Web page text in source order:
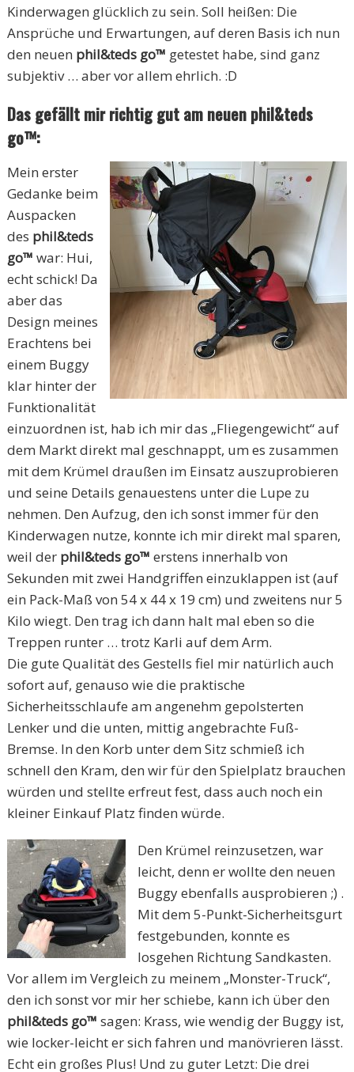
Kinderwagen glücklich zu sein. Soll heißen: Die
Ansprüche und Erwartungen, auf deren Basis ich nun
den neuen phil&teds go™ getestet habe, sind ganz
subjektiv … aber vor allem ehrlich. :D
Das gefällt mir richtig gut am neuen phil&teds
go™:
Mein erster
Gedanke beim
Auspacken
des phil&teds
go™ war: Hui,
echt schick! Da
aber das
Design meines
Erachtens bei
einem Buggy
klar hinter der
Funktionalität
einzuordnen ist, hab ich mir das „Fliegengewicht“ auf
dem Markt direkt mal geschnappt, um es zusammen
mit dem Krümel draußen im Einsatz auszuprobieren
und seine Details genauestens unter die Lupe zu
nehmen. Den Aufzug, den ich sonst immer für den
Kinderwagen nutze, konnte ich mir direkt mal sparen,
weil der phil&teds go™ erstens innerhalb von
Sekunden mit zwei Handgriffen einzuklappen ist (auf
ein Pack-Maß von 54 x 44 x 19 cm) und zweitens nur 5
Kilo wiegt. Den trag ich dann halt mal eben so die
Treppen runter … trotz Karli auf dem Arm.
Die gute Qualität des Gestells fiel mir natürlich auch
sofort auf, genauso wie die praktische
Sicherheitsschlaufe am angenehm gepolsterten
Lenker und die unten, mittig angebrachte Fuß-
Bremse. In den Korb unter dem Sitz schmieß ich
schnell den Kram, den wir für den Spielplatz brauchen
würden und stellte erfreut fest, dass auch noch ein
kleiner Einkauf Platz finden würde.
Den Krümel reinzusetzen, war
leicht, denn er wollte den neuen
Buggy ebenfalls ausprobieren ;) .
Mit dem 5-Punkt-Sicherheitsgurt
festgebunden, konnte es
losgehen Richtung Sandkasten.
Vor allem im Vergleich zu meinem „Monster-Truck“,
den ich sonst vor mir her schiebe, kann ich über den
phil&teds go™ sagen: Krass, wie wendig der Buggy ist,
wie locker-leicht er sich fahren und manövrieren lässt.
Echt ein großes Plus! Und zu guter Letzt: Die drei